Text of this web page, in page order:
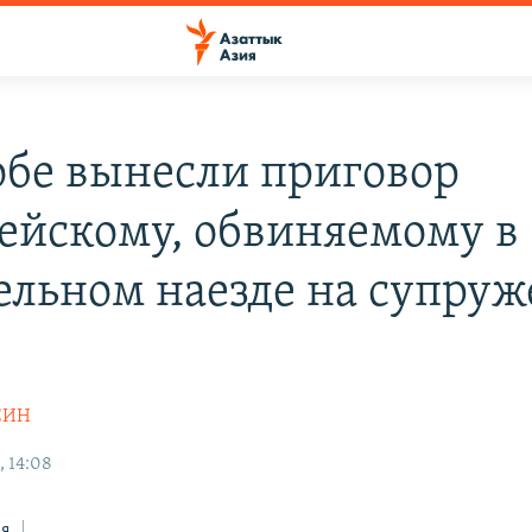
вынесли приговор
обвиняемому в
наезде на
14:08